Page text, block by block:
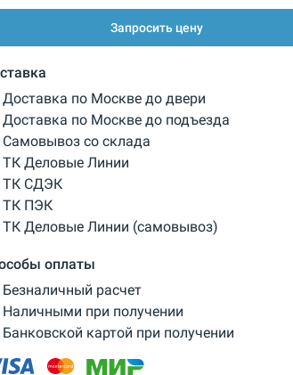
Запросить цену
Доставка по Москве до двери
Доставка по Москве до подъезда
Самовывоз со склада
ТК Деловые Линии
ТК СДЭК
ТК ПЭК
ТК Деловые Линии (самовывоз)
оплаты
Безналичный расчет
Наличными при получении
Банковской картой при получении